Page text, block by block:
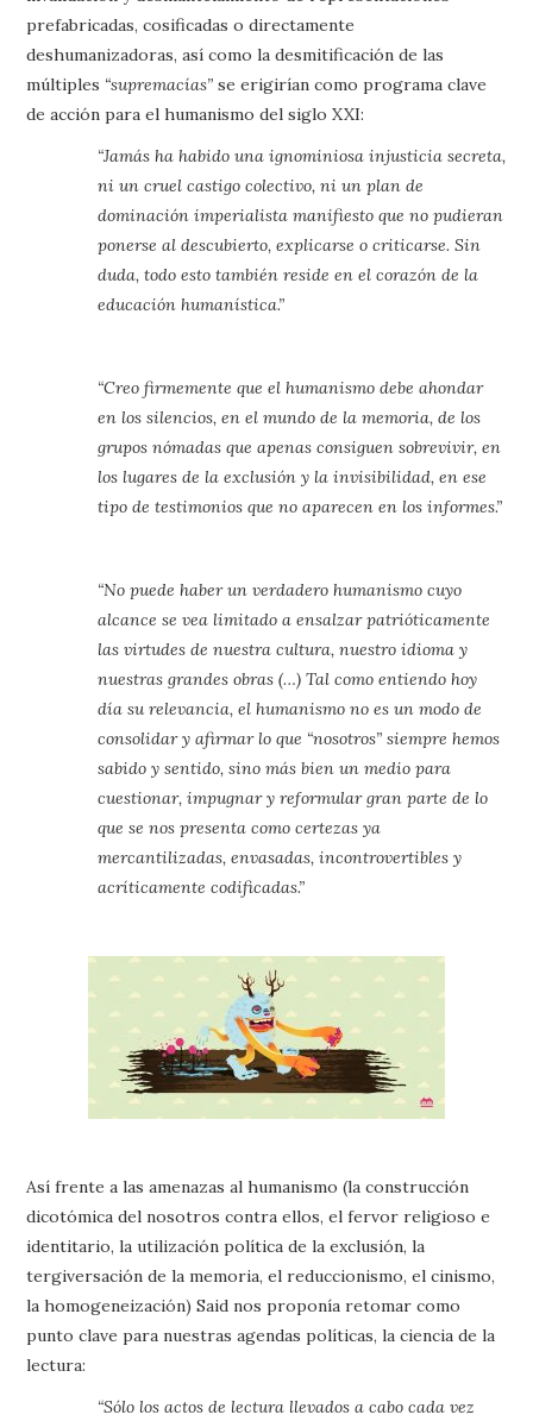
prefabricadas, cosificadas o directamente
deshumanizadoras, así como la desmitificación de las
múltiples “supremacías” se erigirían como programa clave
de acción para el humanismo del siglo XXI:
“Jamás ha habido una ignominiosa injusticia secreta,
ni un cruel castigo colectivo, ni un plan de
dominación imperialista manifiesto que no pudieran
ponerse al descubierto, explicarse o criticarse. Sin
duda, todo esto también reside en el corazón de la
educación humanística.”
“Creo firmemente que el humanismo debe ahondar
en los silencios, en el mundo de la memoria, de los
grupos nómadas que apenas consiguen sobrevivir, en
los lugares de la exclusión y la invisibilidad, en ese
tipo de testimonios que no aparecen en los informes.”
“No puede haber un verdadero humanismo cuyo
alcance se vea limitado a ensalzar patrióticamente
las virtudes de nuestra cultura, nuestro idioma y
nuestras grandes obras (…) Tal como entiendo hoy
día su relevancia, el humanismo no es un modo de
consolidar y afirmar lo que “nosotros” siempre hemos
sabido y sentido, sino más bien un medio para
cuestionar, impugnar y reformular gran parte de lo
que se nos presenta como certezas ya
mercantilizadas, envasadas, incontrovertibles y
acríticamente codificadas.”
Así frente a las amenazas al humanismo (la construcción
dicotómica del nosotros contra ellos, el fervor religioso e
identitario, la utilización política de la exclusión, la
tergiversación de la memoria, el reduccionismo, el cinismo,
la homogeneización) Said nos proponía retomar como
punto clave para nuestras agendas políticas, la ciencia de la
lectura:
“Sólo los actos de lectura llevados a cabo cada vez